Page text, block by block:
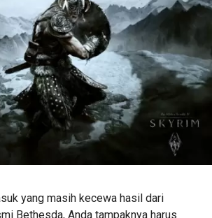
yang masih kecewa hasil dari
Bethesda, Anda tampaknya harus